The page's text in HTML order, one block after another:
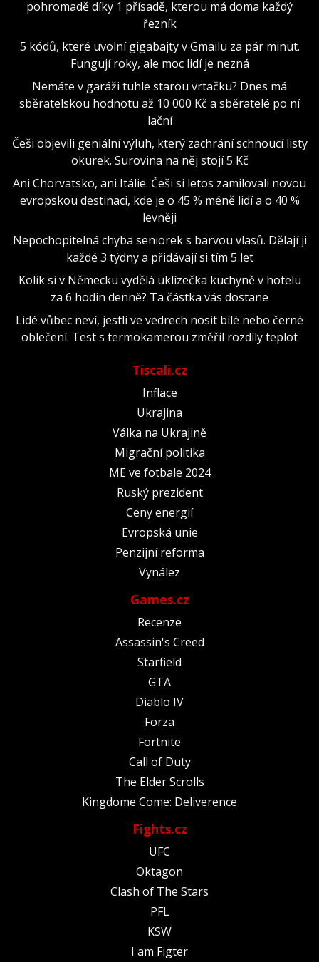
pohromadě díky 1 přísadě, kterou má doma každý
řezník
5 kódů, které uvolní gigabajty v Gmailu za pár minut.
Fungují roky, ale moc lidí je nezná
Nemáte v garáži tuhle starou vrtačku? Dnes má
sběratelskou hodnotu až 10 000 Kč a sběratelé po ní
lační
Češi objevili geniální výluh, který zachrání schnoucí listy
okurek. Surovina na něj stojí 5 Kč
Ani Chorvatsko, ani Itálie. Češi si letos zamilovali novou
evropskou destinaci, kde je o 45 % méně lidí a o 40 %
levněji
Nepochopitelná chyba seniorek s barvou vlasů. Dělají ji
každé 3 týdny a přidávají si tím 5 let
Kolik si v Německu vydělá uklízečka kuchyně v hotelu
za 6 hodin denně? Ta částka vás dostane
Lidé vůbec neví, jestli ve vedrech nosit bílé nebo černé
oblečení. Test s termokamerou změřil rozdíly teplot
Tiscali.cz
Inflace
Ukrajina
Válka na Ukrajině
Migrační politika
ME ve fotbale 2024
Ruský prezident
Ceny energií
Evropská unie
Penzijní reforma
Vynález
Games.cz
Recenze
Assassin's Creed
Starfield
GTA
Diablo IV
Forza
Fortnite
Call of Duty
The Elder Scrolls
Kingdome Come: Deliverence
Fights.cz
UFC
Oktagon
Clash of The Stars
PFL
KSW
I am Figter